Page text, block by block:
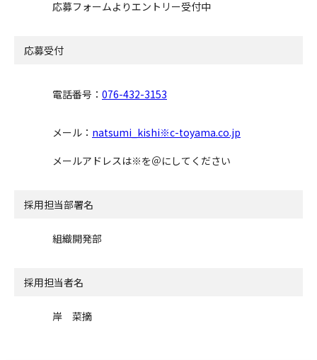
応募フォームよりエントリー受付中
応募受付
電話番号： 076-432-3153
メール： natsumi_kishi※c-toyama.co.jp
メールアドレスは※を＠にしてください
採用担当部署名
組織開発部
採用担当者名
岸 菜摘